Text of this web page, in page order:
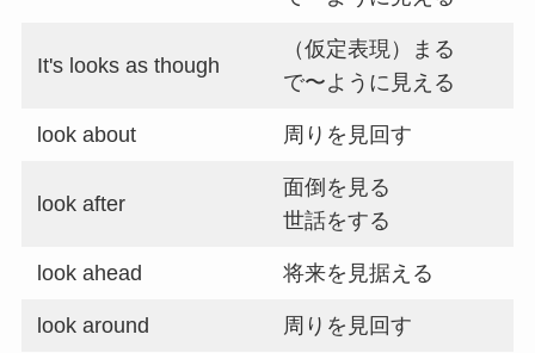
It's looks as though
（仮定表現）まる
で〜ように見える
look about 周りを見回す
look after
面倒を見る
世話をする
look ahead 将来を見据える
look around 周りを見回す